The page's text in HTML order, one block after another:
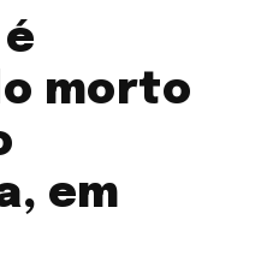
morto
em